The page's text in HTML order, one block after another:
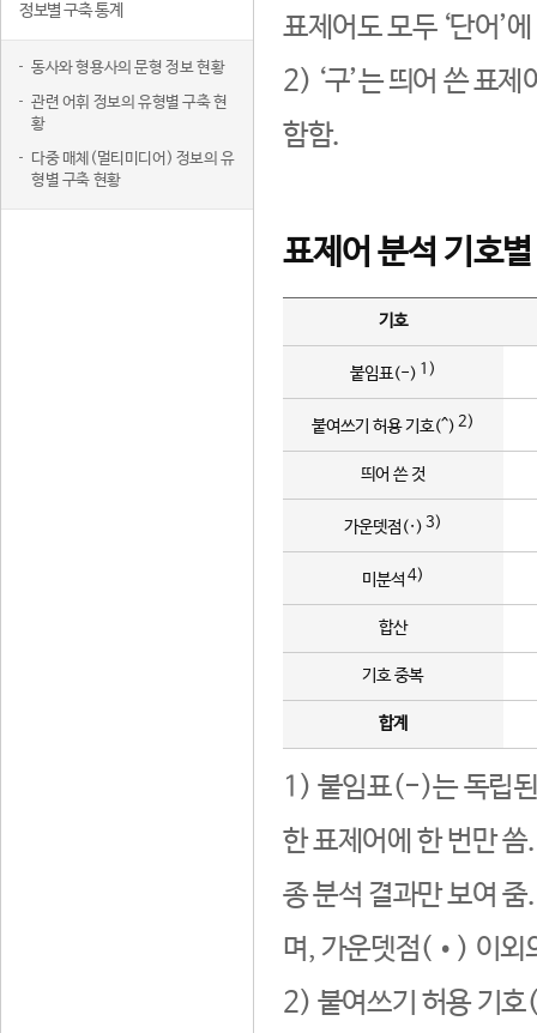
정보별 구축 통계
동사와 형용사의 문형 정보 현황
관련 어휘 정보의 유형별 구축 현
황
다중 매체(멀티미디어) 정보의 유
형별 구축 현황
표제어도 모두 ‘단어’
2) ‘구’는 띄어 쓴 표
함함.
표제어 분석 기호
기호
붙임표(-) 1)
붙여쓰기 허용 기호(^) 2)
띄어 쓴 것
가운뎃점(·) 3)
미분석 4)
합산
기호 중복
합계
1) 붙임표(-)는 독립된
한 표제어에 한 번만
종 분석 결과만 보여
며, 가운뎃점(•) 이외
2) 붙여쓰기 허용 기호